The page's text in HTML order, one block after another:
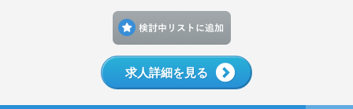
求人詳細を見る